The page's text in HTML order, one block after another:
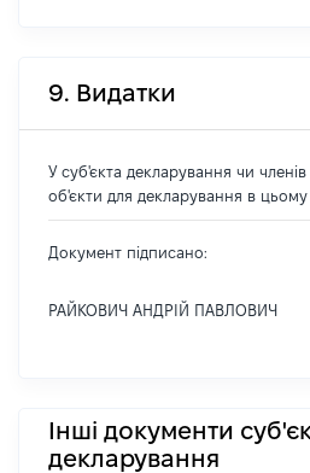
9. Видатки
У суб'єкта декларування чи членів
об'єкти для декларування в цьому
Документ підписано:
РАЙКОВИЧ АНДРІЙ ПАВЛОВИЧ
Інші документи
декларування